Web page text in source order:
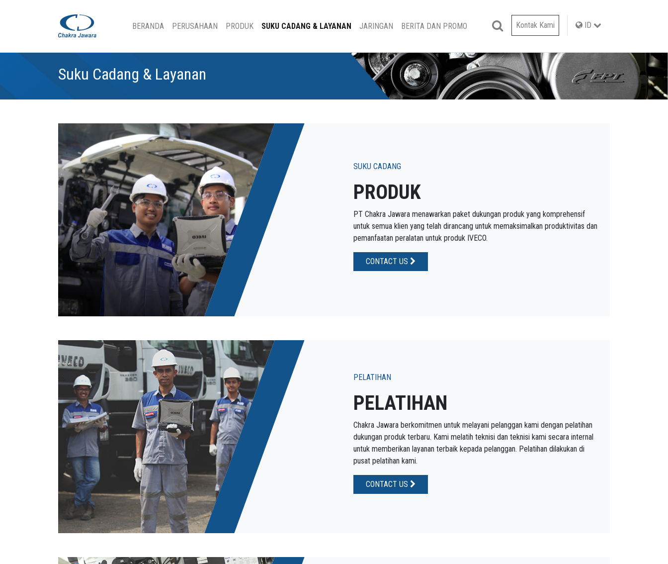
BERANDA (CURRENT)
PERUSAHAAN PRODUK SUKU CADANG & LAYANAN JARINGAN BERITA DAN PROMO Kontak Kami ID
Suku Cadang & Layanan
SUKU CADANG
PRODUK
PT Chakra Jawara menawarkan paket dukungan produk yang komprehensif
untuk semua klien yang telah dirancang untuk memaksimalkan produktivitas dan
pemanfaatan peralatan untuk produk IVECO.
CONTACT US
PELATIHAN
PELATIHAN
Chakra Jawara berkomitmen untuk melayani pelanggan kami dengan pelatihan
dukungan produk terbaru. Kami melatih teknisi dan teknisi kami secara internal
untuk memberikan layanan terbaik kepada pelanggan. Pelatihan dilakukan di
pusat pelatihan kami.
CONTACT US